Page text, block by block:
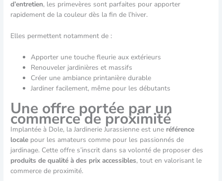
d’entretien, les primevères sont parfaites pour apporter
rapidement de la couleur dès la fin de l’hiver.
Elles permettent notamment de :
Apporter une touche fleurie aux extérieurs
Renouveler jardinières et massifs
Créer une ambiance printanière durable
Jardiner facilement, même pour les débutants
Une offre portée par un
commerce de proximité
Implantée à Dole, la Jardinerie Jurassienne est une référence
locale pour les amateurs comme pour les passionnés de
jardinage. Cette offre s’inscrit dans sa volonté de proposer des
produits de qualité à des prix accessibles, tout en valorisant le
commerce de proximité.